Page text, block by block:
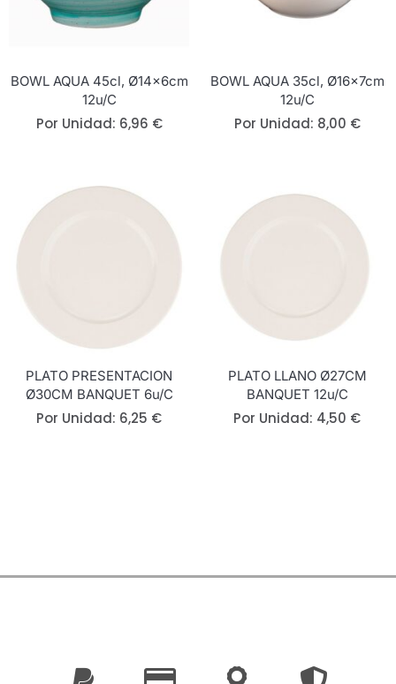
BOWL AQUA 45cl, Ø14x6cm
12u/c
Por Unidad: 6,96 €
BOWL AQUA 35cl, Ø16x7cm
12u/c
Por Unidad: 8,00 €
PLATO PRESENTACION
Ø30CM BANQUET 6u/c
Por Unidad: 6,25 €
PLATO LLANO Ø27CM
BANQUET 12u/c
Por Unidad: 4,50 €